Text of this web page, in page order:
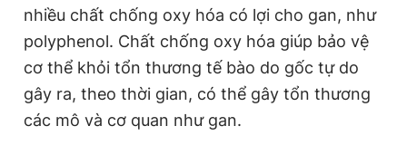
nhiều chất chống oxy hóa có lợi cho gan, như
polyphenol. Chất chống oxy hóa giúp bảo vệ
cơ thể khỏi tổn thương tế bào do gốc tự do
gây ra, theo thời gian, có thể gây tổn thương
các mô và cơ quan như gan.